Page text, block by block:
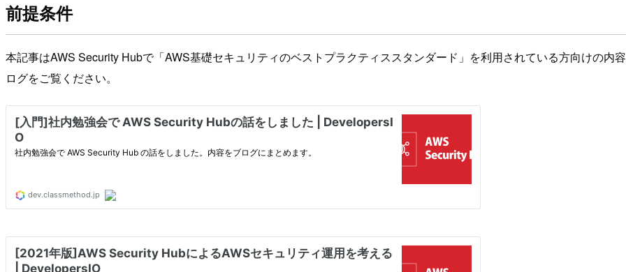
前提条件
本記事はAWS Security Hubで「AWS基礎セキュリティのベストプラクティススタンダード」を利用されている方向けの内
ログをご覧ください。